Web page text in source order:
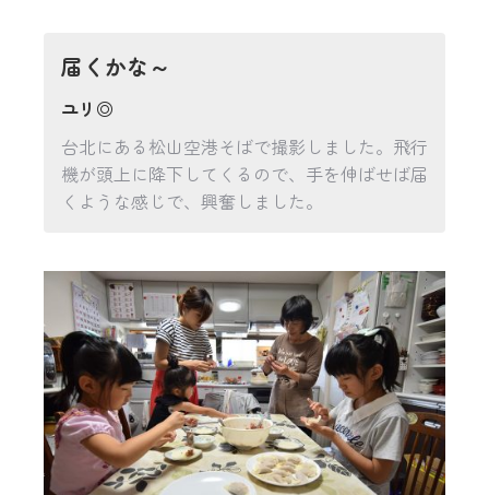
届くかな～
ユリ◎
台北にある松山空港そばで撮影しました。飛行
機が頭上に降下してくるので、手を伸ばせば届
くような感じで、興奮しました。